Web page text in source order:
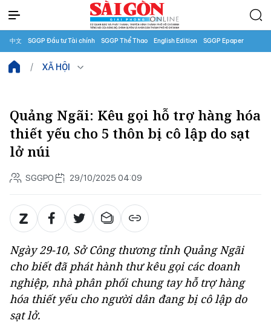
中文 SGGP Đầu tư Tài chính SGGP Thể Thao English Edition SGGP Epaper
XÃ HỘI
Quảng Ngãi: Kêu gọi hỗ trợ hàng hóa
thiết yếu cho 5 thôn bị cô lập do sạt
lở núi
SGGPO 29/10/2025 04:09
Ngày 29-10, Sở Công thương tỉnh Quảng Ngãi
cho biết đã phát hành thư kêu gọi các doanh
nghiệp, nhà phân phối chung tay hỗ trợ hàng
hóa thiết yếu cho người dân đang bị cô lập do
sạt lở.